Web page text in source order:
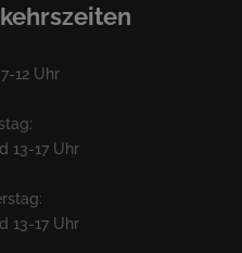
12 Uhr
13-17 Uhr
13-17 Uhr